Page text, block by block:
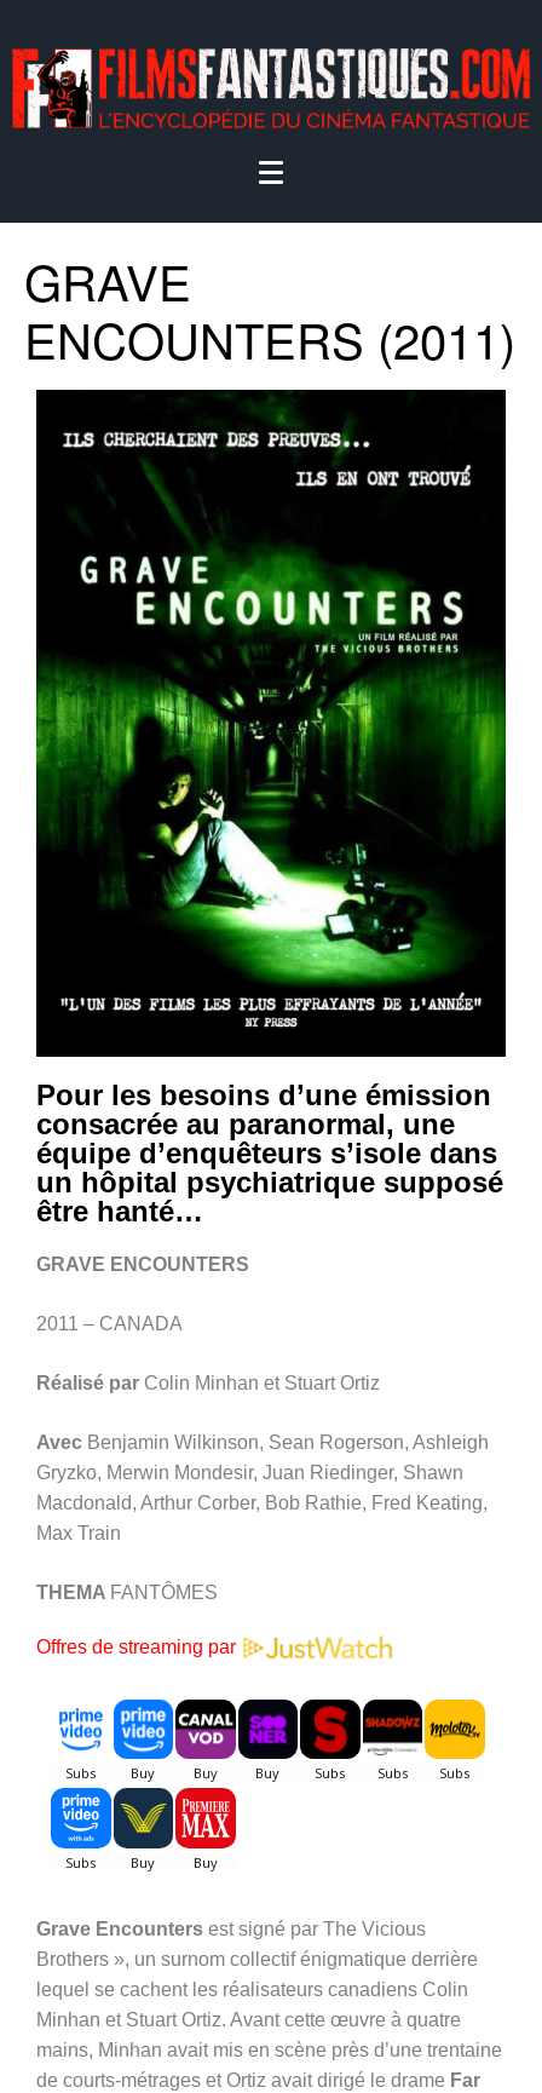
GRAVE
ENCOUNTERS (2011)
Pour les besoins d’une émission
consacrée au paranormal, une
équipe d’enquêteurs s’isole dans
un hôpital psychiatrique supposé
être hanté…
GRAVE ENCOUNTERS
2011 – CANADA
Réalisé par Colin Minhan et Stuart Ortiz
Avec Benjamin Wilkinson, Sean Rogerson, Ashleigh
Gryzko, Merwin Mondesir, Juan Riedinger, Shawn
Macdonald, Arthur Corber, Bob Rathie, Fred Keating,
Max Train
THEMA FANTÔMES
Offres de streaming par
Grave Encounters est signé par The Vicious
Brothers », un surnom collectif énigmatique derrière
lequel se cachentles réalisateurs canadiens Colin
Minhan et Stuart Ortiz. Avant cette œuvre à quatre
mains, Minhan avait mis en scène près d’une trentaine
de courts-métrages et Ortiz avait dirigé le drame Far